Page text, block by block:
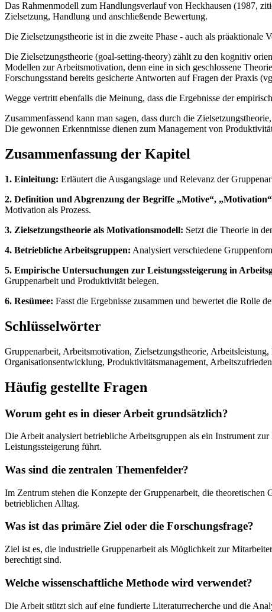
Das Rahmenmodell zum Handlungsverlauf von Heckhausen (1987,
Zielsetzung, Handlung und anschließende Bewertung.
Die Zielsetzungstheorie ist in die zweite Phase - auch als präaktionale
Die Zielsetzungstheorie (goal-setting-theory) zählt zu den kognitiv
Modellen zur Arbeitsmotivation, denn eine in sich geschlossene
Forschungsstand bereits gesicherte Antworten auf Fragen der Praxis
Wegge vertritt ebenfalls die Meinung, dass die Ergebnisse der
Zusammenfassend kann man sagen, dass durch die
Die gewonnen Erkenntnisse dienen zum Management von
Zusammenfassung der Kapitel
1. Einleitung: Erläutert die Ausgangslage und Relevanz der
2. Definition und Abgrenzung der Begriffe „Motive“,
Motivation als Prozess.
3. Zielsetzungstheorie als Motivationsmodell: Setzt die Theorie in
4. Betriebliche Arbeitsgruppen: Analysiert verschiedene
5. Empirische Untersuchungen zur Leistungssteigerung in
Gruppenarbeit und Produktivität belegen.
6. Resümee: Fasst die Ergebnisse zusammen und bewertet die Rolle
Schlüsselwörter
Gruppenarbeit, Arbeitsmotivation, Zielsetzungstheorie,
Organisationsentwicklung, Produktivitätsmanagement,
Häufig gestellte Fragen
Worum geht es in dieser Arbeit grundsätzlich?
Die Arbeit analysiert betriebliche Arbeitsgruppen als ein Instrument
Leistungssteigerung führt.
Was sind die zentralen Themenfelder?
Im Zentrum stehen die Konzepte der Gruppenarbeit, die
betrieblichen Alltag.
Was ist das primäre Ziel oder die Forschungsfrage?
Ziel ist es, die industrielle Gruppenarbeit als Möglichkeit zur
berechtigt sind.
Welche wissenschaftliche Methode wird verwendet?
Die Arbeit stützt sich auf eine fundierte Literaturrecherche und die